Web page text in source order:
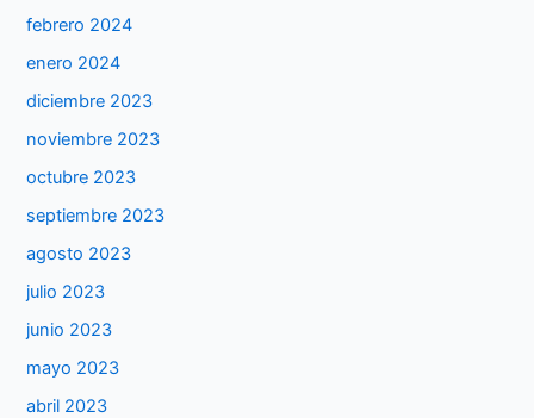
febrero 2024
enero 2024
diciembre 2023
noviembre 2023
octubre 2023
septiembre 2023
agosto 2023
julio 2023
junio 2023
mayo 2023
abril 2023